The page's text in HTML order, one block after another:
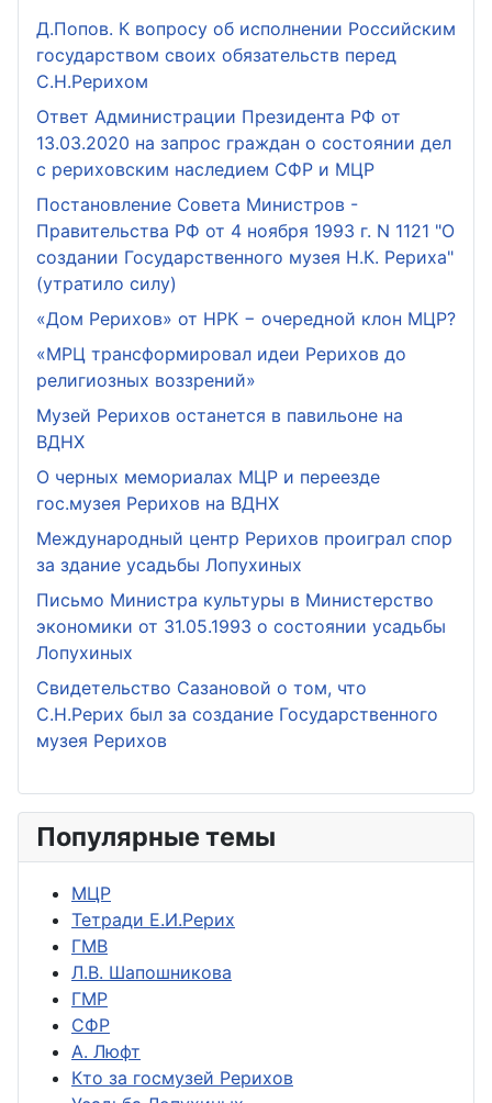
Д.Попов. К вопросу об исполнении Российским
государством своих обязательств перед
С.Н.Рерихом
Ответ Администрации Президента РФ от
13.03.2020 на запрос граждан о состоянии дел
с рериховским наследием СФР и МЦР
Постановление Совета Министров -
Правительства РФ от 4 ноября 1993 г. N 1121 "О
создании Государственного музея Н.К. Рериха"
(утратило силу)
«Дом Рерихов» от НРК − очередной клон МЦР?
«МРЦ трансформировал идеи Рерихов до
религиозных воззрений»
Музей Рерихов останется в павильоне на
ВДНХ
О черных мемориалах МЦР и переезде
гос.музея Рерихов на ВДНХ
Международный центр Рерихов проиграл спор
за здание усадьбы Лопухиных
Письмо Министра культуры в Министерство
экономики от 31.05.1993 о состоянии усадьбы
Лопухиных
Свидетельство Сазановой о том, что
С.Н.Рерих был за создание Государственного
музея Рерихов
Популярные темы
МЦР
Тетради Е.И.Рерих
ГМВ
Л.В. Шапошникова
ГМР
СФР
А. Люфт
Кто за госмузей Рерихов